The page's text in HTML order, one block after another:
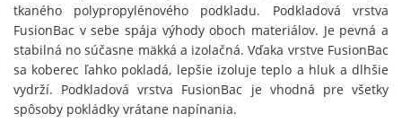
tkaného polypropylénového podkladu. Podkladová vrstva
FusionBac v sebe spája výhody oboch materiálov. Je pevná a
stabilná no súčasne mäkká a izolačná. Vďaka vrstve FusionBac
sa koberec ľahko pokladá, lepšie izoluje teplo a hluk a dlhšie
vydrží. Podkladová vrstva FusionBac je vhodná pre všetky
spôsoby pokládky vrátane napínania.